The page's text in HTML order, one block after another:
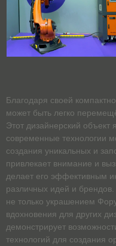
Благодаря своей
может быть легко
Этот дизайнерский объект
современные технологии
создания уникальных и
привлекает внимание и
делает его эффективным
различных идей и
не только украшением
вдохновения для других
демонстрирует
технологий для создания